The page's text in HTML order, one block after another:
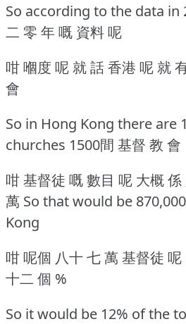
So according to the data in
二 零 年 嘅 資料 呢
咁 嗰度 呢 就 話 香港 呢 就
會
So in Hong Kong there are
churches 1500間 基督 教 會
咁 基督徒 嘅 數目 呢 大概
萬 So that would be
Kong
咁 呢個 八十 七 萬 基督徒
十二 個 %
So it would be 12% of the